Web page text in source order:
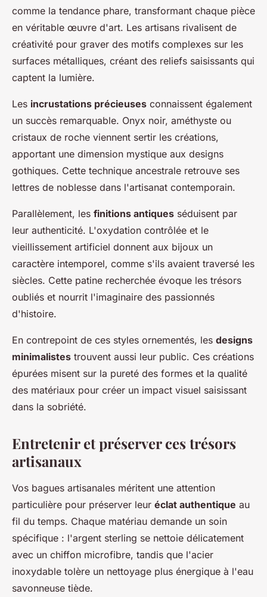
comme la tendance phare, transformant chaque pièce
en véritable œuvre d'art. Les artisans rivalisent de
créativité pour graver des motifs complexes sur les
surfaces métalliques, créant des reliefs saisissants qui
captent la lumière.
Les incrustations précieuses connaissent également
un succès remarquable. Onyx noir, améthyste ou
cristaux de roche viennent sertir les créations,
apportant une dimension mystique aux designs
gothiques. Cette technique ancestrale retrouve ses
lettres de noblesse dans l'artisanat contemporain.
Parallèlement, les finitions antiques séduisent par
leur authenticité. L'oxydation contrôlée et le
vieillissement artificiel donnent aux bijoux un
caractère intemporel, comme s'ils avaient traversé les
siècles. Cette patine recherchée évoque les trésors
oubliés et nourrit l'imaginaire des passionnés
d'histoire.
En contrepoint de ces styles ornementés, les designs
minimalistes trouvent aussi leur public. Ces créations
épurées misent sur la pureté des formes et la qualité
des matériaux pour créer un impact visuel saisissant
dans la sobriété.
Entretenir et préserver ces trésors
artisanaux
Vos bagues artisanales méritent une attention
particulière pour préserver leur éclat authentique au
fil du temps. Chaque matériau demande un soin
spécifique : l'argent sterling se nettoie délicatement
avec un chiffon microfibre, tandis que l'acier
inoxydable tolère un nettoyage plus énergique à l'eau
savonneuse tiède.